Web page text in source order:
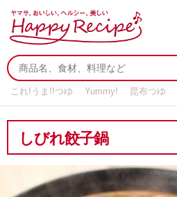
これ!うま!!つゆ Yummy! 昆布つゆ
しびれ餃子鍋